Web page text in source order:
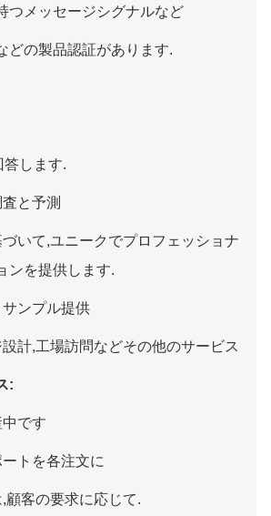
つメッセージシグナルなど
どの製品認証があります.
答します.
と予測
いて,ユニークでプロフェッショナ
ンを提供します.
ンプル提供
計,工場訪問などその他のサービス
:
です
トを各注文に
顧客の要求に応じて.